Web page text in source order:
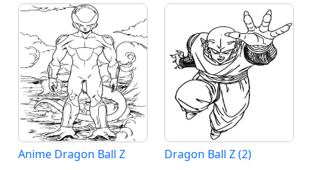
Anime Dragon Ball Z Dragon Ball Z (2)